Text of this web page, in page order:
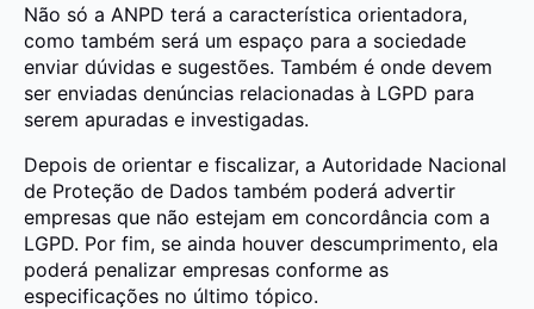
Não só a ANPD terá a característica orientadora,
como também será um espaço para a sociedade
enviar dúvidas e sugestões. Também é onde devem
ser enviadas denúncias relacionadas à LGPD para
serem apuradas e investigadas.
Depois de orientar e fiscalizar, a Autoridade Nacional
de Proteção de Dados também poderá advertir
empresas que não estejam em concordância com a
LGPD. Por fim, se ainda houver descumprimento, ela
poderá penalizar empresas conforme as
especificações no último tópico.